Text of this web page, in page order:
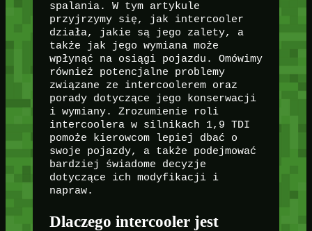
spalania. W tym artykule
przyjrzymy się, jak intercooler
działa, jakie są jego zalety, a
także jak jego wymiana może
wpłynąć na osiągi pojazdu. Omówimy
również potencjalne problemy
związane ze intercoolerem oraz
porady dotyczące jego konserwacji
i wymiany. Zrozumienie roli
intercoolera w silnikach 1,9 TDI
pomoże kierowcom lepiej dbać o
swoje pojazdy, a także podejmować
bardziej świadome decyzje
dotyczące ich modyfikacji i
napraw.
Dlaczego intercooler jest